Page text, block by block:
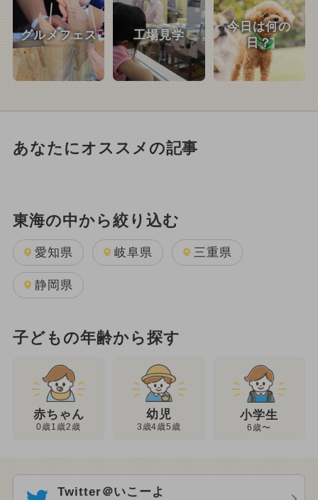
グルメフェス 工場見学
今日は何の
日？
あなたにオススメの記事
東海の中から絞り込む
愛知県 岐阜県 三重県
静岡県
子どもの年齢から探す
赤ちゃん
0歳1歳2歳
幼児
3歳4歳5歳
小学生
6歳〜
Twitter＠いこーよ